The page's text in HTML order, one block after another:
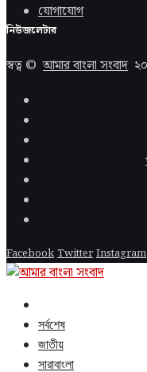
যোগাযোগ
নিউজলেটার
স্বত্ব ©আমার বাংলা সংবাদ
FacebookTwitterInstagram
সর্বশেষ
জাতীয়
সারাবাংলা